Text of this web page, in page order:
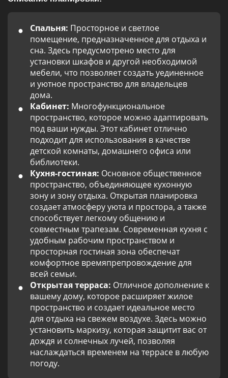
Спальня: Просторное и светлое
помещение, предназначенное для отдыха и
сна. Здесь предусмотрено место для
установки шкафов и другой необходимой
мебели, что позволяет создать уединенное
и уютное пространство для владельцев
дома.
Кабинет: Многофункциональное
пространство, которое можно адаптировать
под ваши нужды. Этот кабинет отлично
подходит для использования в качестве
детской комнаты, домашнего офиса или
библиотеки.
Кухня-гостиная: Основное общественное
пространство, объединяющее кухонную
зону и зону отдыха. Открытая планировка
создает атмосферу уюта и простора, а также
способствует легкому общению и
совместным трапезам. Современная кухня с
удобным рабочим пространством и
просторная гостиная зона обеспечат
комфортное времяпрепровождение для
всей семьи.
Открытая терраса: Отличное дополнение к
вашему дому, которое расширяет жилое
пространство и создает идеальное место
для отдыха на свежем воздухе. Здесь можно
установить маркизу, которая защитит вас от
дождя и солнечных лучей, позволяя
наслаждаться временем на террасе в любую
погоду.